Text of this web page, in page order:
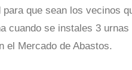
que sean los vecinos
cuando se instales 3
el Mercado de Abastos.